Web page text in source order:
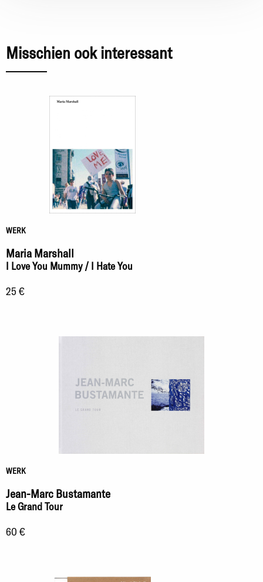
Misschien ook interessant
WERK
Maria Marshall
I Love You Mummy / I Hate You
25 €
WERK
Jean-Marc Bustamante
Le Grand Tour
60 €